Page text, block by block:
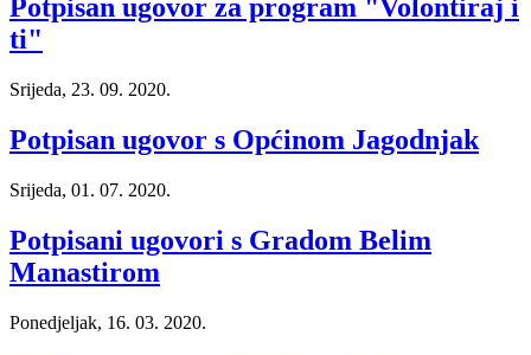
Potpisan ugovor za program "Volontiraj i
ti"
Srijeda, 23. 09. 2020.
Potpisan ugovor s Općinom Jagodnjak
Srijeda, 01. 07. 2020.
Potpisani ugovori s Gradom Belim
Manastirom
Ponedjeljak, 16. 03. 2020.